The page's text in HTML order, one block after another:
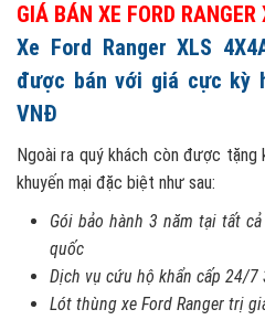
GIÁ BÁN XE FORD
Xe Ford Ranger XLS
được bán với giá cực kỳ
VNĐ
Ngoài ra quý khách còn được tặng
khuyến mại đặc biệt như sau:
Gói bảo hành 3 năm tại tất
quốc
Dịch vụ cứu hộ khẩn cấp 24/7
Lót thùng xe Ford Ranger trị